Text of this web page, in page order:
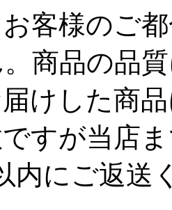
客様のご
商品の品
けした商
すが当店
内にご返送